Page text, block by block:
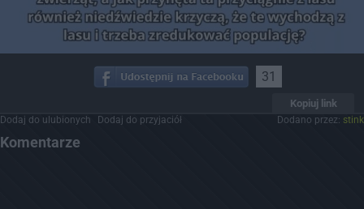
31
Kopiuj link
Dodaj do ulubionych Dodaj do przyjaciół Dodano przez: stink
Komentarze